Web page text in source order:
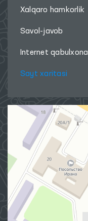
Xalqaro hamkorlik
Savol-javob
Internet qabulxona
Sayt xaritasi